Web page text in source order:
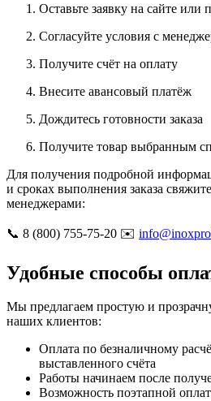
Оставьте заявку на сайте или
Согласуйте условия с
Получите счёт на оплату
Внесите авансовый платёж
Дождитесь готовности заказа
Получите товар выбранным
Для получения подробной
и сроках выполнения заказа
менеджерами:
📞 8 (800) 755-75-20 ✉️
Удобные способы
Мы предлагаем простую и
наших клиентов:
Оплата по безналичному
выставленного счёта
Работы начинаем после
Возможность поэтапной